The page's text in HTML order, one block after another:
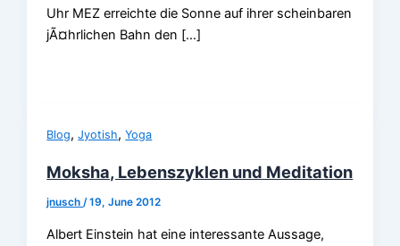
Uhr MEZ erreichte die Sonne auf ihrer scheinbaren
jÃ¤hrlichen Bahn den […]
Blog,Jyotish,Yoga
Moksha, Lebenszyklen und Meditation
jnusch/19, June 2012
Albert Einstein hat eine interessante Aussage,